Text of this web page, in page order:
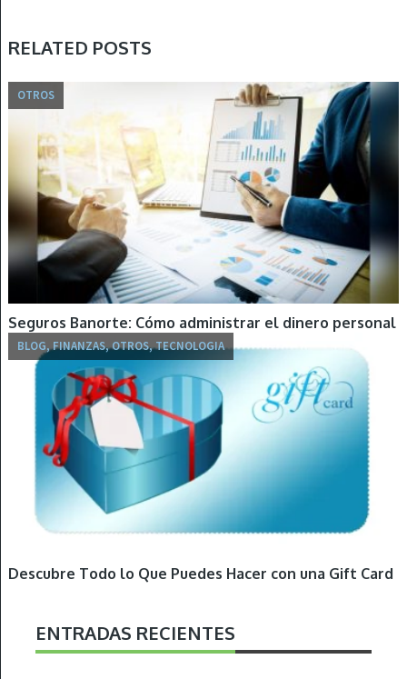
RELATED POSTS
OTROS
Seguros Banorte: Cómo administrar el dinero personal
BLOG, FINANZAS, OTROS, TECNOLOGIA
Descubre Todo lo Que Puedes Hacer con una Gift Card
ENTRADAS RECIENTES